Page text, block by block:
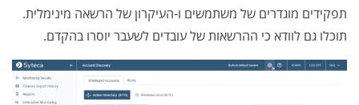
תפקידים מוגדרים של משתמשים ו-העיקרון של הרשאה מינימלית.
תוכלו גם לוודא כי ההרשאות של עובדים לשעבר יוסרו בהקדם.